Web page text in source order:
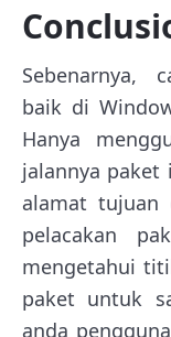
Sebenarnya,
baik di
Hanya
jalannya
alamat tujuan
pelacakan
mengetahui
paket untuk
anda